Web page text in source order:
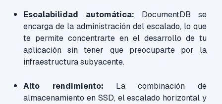
Escalabilidad automática: DocumentDB se
encarga de la administración del escalado, lo que
te permite concentrarte en el desarrollo de tu
aplicación sin tener que preocuparte por la
infraestructura subyacente.
Alto rendimiento: La combinación de
almacenamiento en SSD, el escalado horizontal y